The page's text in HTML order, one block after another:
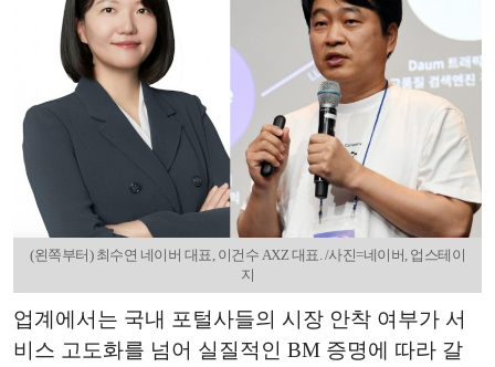
(왼쪽부터) 최수연 네이버 대표, 이건수 AXZ 대표. /사진=네이버, 업스테이
지
업계에서는 국내 포털사들의 시장 안착 여부가 서
비스 고도화를 넘어 실질적인 BM 증명에 따라 갈